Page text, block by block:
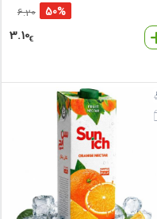
50%
6.20
3.10€